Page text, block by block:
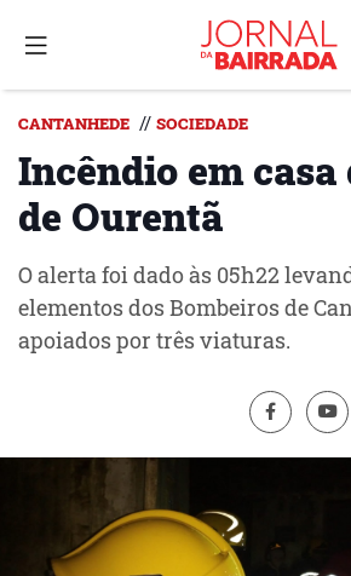
CANTANHEDE // SOCIEDADE
Incêndio em
de Ourentã
O alerta foi dado às 05h22
elementos dos Bombeiros de
apoiados por três viaturas.